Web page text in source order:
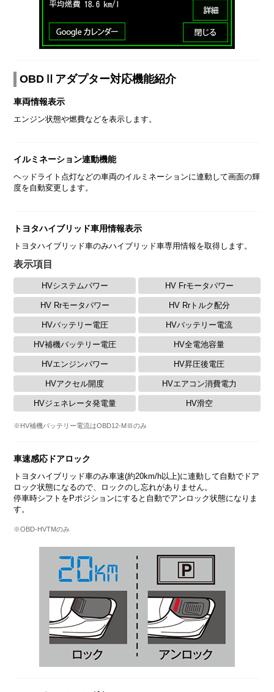
OBDⅡアダプター対応機能紹介
車両情報表示
エンジン状態や燃費などを表示します。
イルミネーション連動機能
ヘッドライト点灯などの車両のイルミネーションに連動して画面の輝
度を自動変更します。
トヨタハイブリッド車用情報表示
トヨタハイブリッド車のみハイブリッド車専用情報を取得します。
表示項目
HVシステムパワー HV Frモータパワー
HV Rrモータパワー HV Rrトルク配分
HVバッテリー電圧 HVバッテリー電流
HV補機バッテリー電圧 HV全電池容量
HVエンジンパワー HV昇圧後電圧
HVアクセル開度 HVエアコン消費電力
HVジェネレータ発電量 HV滑空
※HV補機バッテリー電流はOBD12-MⅢのみ
車速感応ドアロック
トヨタハイブリッド車のみ車速(約20km/h以上)に連動して自動でドア
ロック状態になるので、ロックのし忘れがありません。
停車時シフトをPポジションにすると自動でアンロック状態になりま
す。
※OBD-HVTMのみ